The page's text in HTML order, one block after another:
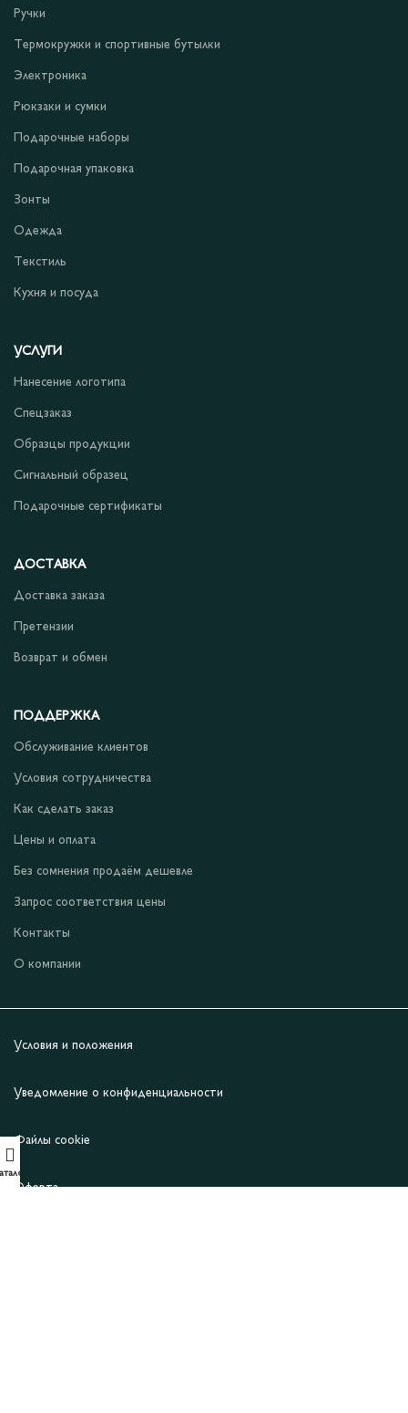
Ручки
Термокружки и спортивные бутылки
Электроника
Рюкзаки и сумки
Подарочные наборы
Подарочная упаковка
Зонты
Одежда
Текстиль
Кухня и посуда
УСЛУГИ
Нанесение логотипа
Спецзаказ
Образцы продукции
Сигнальный образец
Подарочные сертификаты
ДОСТАВКА
Доставка заказа
Претензии
Возврат и обмен
ПОДДЕРЖКА
Обслуживание клиентов
Условия сотрудничества
Как сделать заказ
Цены и оплата
Без сомнения продаём дешевле
Запрос соответствия цены
Контакты
О компании
Условия и положения
Уведомление о конфиденциальности
Файлы cookie
Оферта